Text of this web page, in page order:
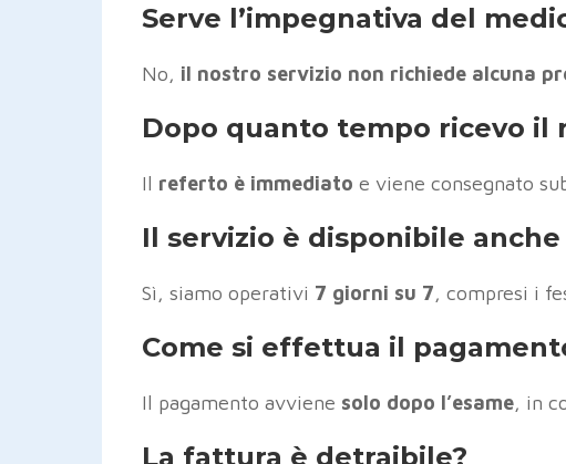
Serve l’impegnativa del
No, il nostro servizio non richiede alcuna
Dopo quanto tempo ricevo il
Il referto è immediato e viene consegnato
Il servizio è disponibile
Sì, siamo operativi 7 giorni su 7, compresi i
Come si effettua il
Il pagamento avviene solo dopo l’esame, in
La fattura è detraibile?